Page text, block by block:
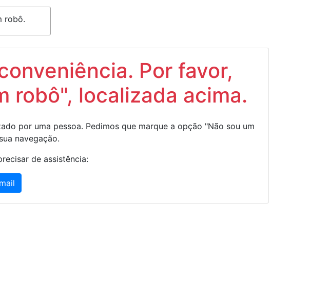
robô.
Por favor,
robô", localizada acima.
por uma pessoa. Pedimos que marque a opção "Não sou um
navegação.
de assistência: